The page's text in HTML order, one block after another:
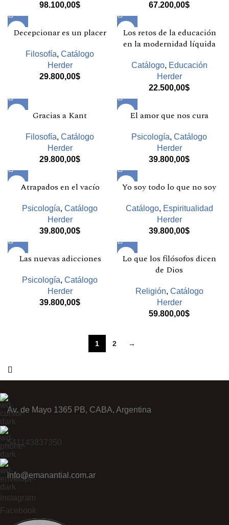
98.100,00$
67.200,00$
Decepcionar es un placer
Filosofía, Catálogo
Herder
29.800,00$
Los retos de la educación
en la modernidad líquida
Catálogo, Educación
Herder
22.500,00$
Gracias a Kant
Filosofía, Catálogo
Herder
29.800,00$
El amor que nos cura
Psicología, Catálogo
Herder
39.800,00$
Atrapados en el vacío
Psicología, Catálogo
Herder
39.800,00$
Yo soy todo lo que no soy
Catálogo, Espiritualidad
Herder
39.800,00$
Las nuevas adicciones
Psicología, Catálogo
Herder
39.800,00$
Lo que los filósofos dicen
de Dios
Religión, Catálogo
Herder
59.800,00$
1 2 →
Av. de Mayo 1365 PB, CABA, Argentina
541143837350
info@emanantial.com.ar
Instagram
Facebook